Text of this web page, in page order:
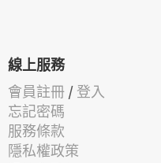
線上服務
會員註冊 / 登入
忘記密碼
服務條款
隱私權政策